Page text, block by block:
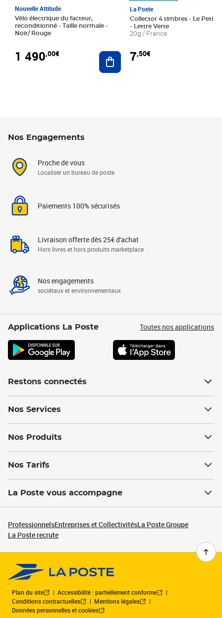
Nouvelle Attitude
Vélo électrique du facteur,
reconditionné - Taille normale -
Noir/ Rouge
1 490,00€ Ajouter au panier
La Poste
Collector 4 timbres - Le Petit
- Lettre Verte
20g / France
7,50€
Nos Engagements
Proche de vous
Localiser un bureau de poste
Paiements 100% sécurisés
Livraison offerte dès 25€ d'achat
Hors livres et hors produits marketplace
Nos engagements
sociétaux et environnementaux
Applications La Poste Toutes nos applications
Restons connectés
Nos Services
Nos Produits
Nos Tarifs
La Poste vous accompagne
ProfessionnelsEntreprises et CollectivitésLa Poste Groupe
La Poste recrute
Plan du site
Accessibilité : partiellement conforme
Conditions contractuelles
Mentions légales
Données personnelles et cookies